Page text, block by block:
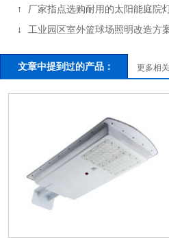
↑
厂家指点选购耐用的太阳能庭院
↓
工业园区室外篮球场照明改造方
文章中提到过的产品： 更多相关产